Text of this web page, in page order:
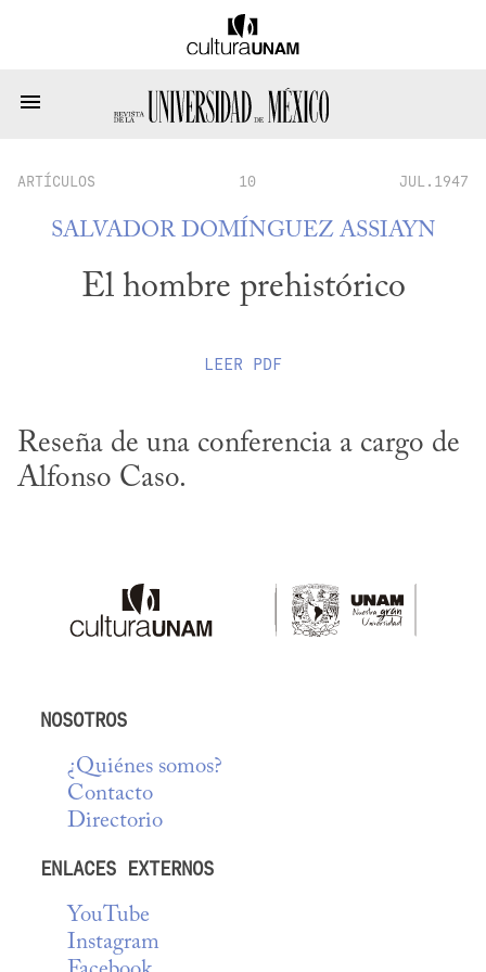
ARTÍCULOS 10 JUL.1947
SALVADOR DOMÍNGUEZ ASSIAYN
El hombre prehistórico
LEER PDF
Reseña de una conferencia a cargo de
Alfonso Caso.
NOSOTROS
¿Quiénes somos?
Contacto
Directorio
ENLACES EXTERNOS
YouTube
Instagram